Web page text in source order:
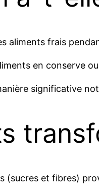
aliments frais
en conserve
significative
(sucres et fibres)